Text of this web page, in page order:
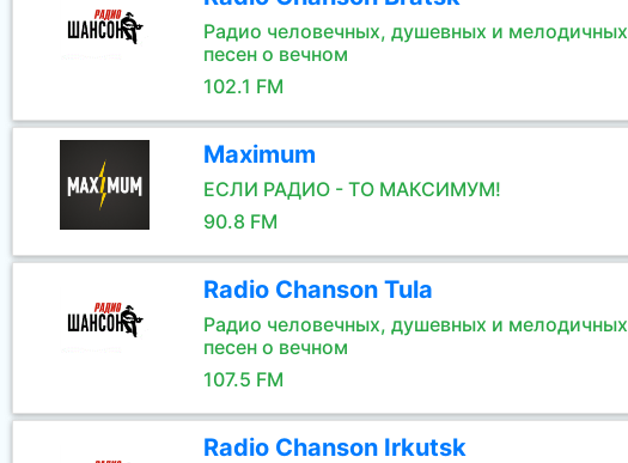
Радио человечных, душевных и мелодичных
песен о вечном
102.1 FM
Maximum
ЕСЛИ РАДИО - ТО МАКСИМУМ!
90.8 FM
Radio Chanson Tula
Радио человечных, душевных и мелодичных
песен о вечном
107.5 FM
Radio Chanson Irkutsk